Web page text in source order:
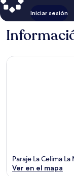
Iniciar sesión
Paraje La Celima
Ver en el mapa